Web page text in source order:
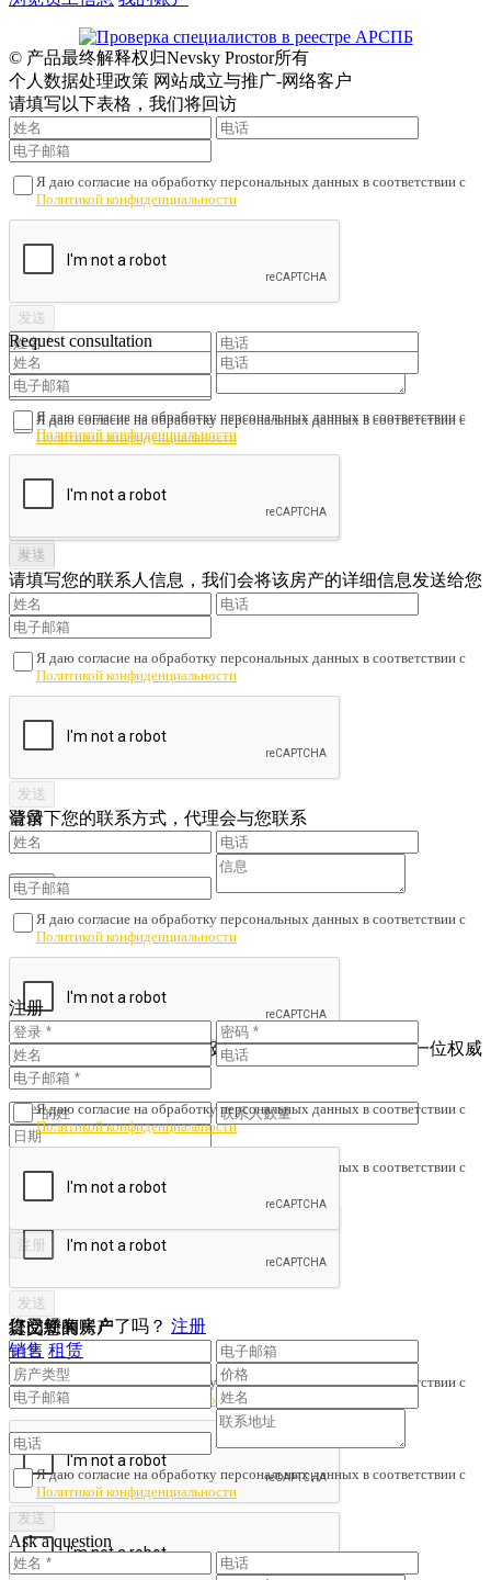
© 产品最终解释权归Nevsky Prostor所有
个人数据处理政策 网站成立与推广-网络客户
请填写以下表格，我们将回访
Я даю согласие на обработку персональных данных в соответствии с
Политикой конфиденциальности
Request consultation
Я даю согласие на обработку персональных данных в соответствии с
Политикой конфиденциальности
Я даю согласие на обработку персональных данных в соответствии с
Политикой конфиденциальности
请填写您的联系人信息，我们会将该房产的详细信息发送给您
Я даю согласие на обработку персональных данных в соответствии с
Политикой конфиденциальности
请留下您的联系方式，代理会与您联系
Я даю согласие на обработку персональных данных в соответствии с
Политикой конфиденциальности
登录
注册
Я даю согласие на обработку персональных данных в соответствии с
Политикой конфиденциальности
您已经有账户了吗？ 注册
查看已注册的联系人
为了避免财产诈骗与劣质服务，我们会核对您是否与一位权威
人士签订了协议。
Я даю согласие на обработку персональных данных в соответствии с
Политикой конфиденциальности
提交您的房产
销售 租赁
Я даю согласие на обработку персональных данных в соответствии с
Политикой конфиденциальности
订阅新闻
Я даю согласие на обработку персональных данных в соответствии с
Политикой конфиденциальности
Ask a question
Save search